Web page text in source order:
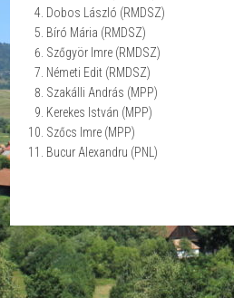
Dobos László (RMDSZ)
Bíró Mária (RMDSZ)
Szőgyör Imre (RMDSZ)
Németi Edit (RMDSZ)
Szakálli András (MPP)
Kerekes István (MPP)
Szőcs Imre (MPP)
Bucur Alexandru (PNL)